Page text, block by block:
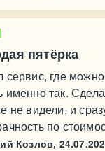
пятёрка
сервис, где
именно так.
не видели, и
по
Козлов,